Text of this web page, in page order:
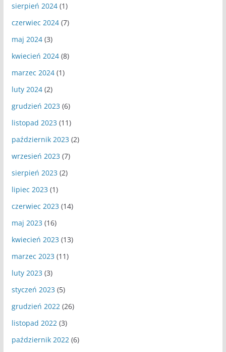
sierpień 2024(1)
czerwiec 2024(7)
maj 2024(3)
kwiecień 2024(8)
marzec 2024(1)
luty 2024(2)
grudzień 2023 (6)
listopad 2023 (11)
październik 2023 (2)
wrzesień 2023 (7)
sierpień 2023 (2)
lipiec 2023 (1)
czerwiec 2023 (14)
maj 2023 (16)
kwiecień 2023 (13)
marzec 2023 (11)
luty 2023 (3)
styczeń 2023 (5)
grudzień 2022 (26)
listopad 2022 (3)
październik 2022 (6)